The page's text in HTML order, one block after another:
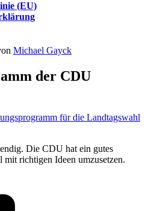
(EU)
Michael Gayck
der CDU
für die Landtagswahl
Die CDU hat ein gutes
mit richtigen Ideen umzusetzen.